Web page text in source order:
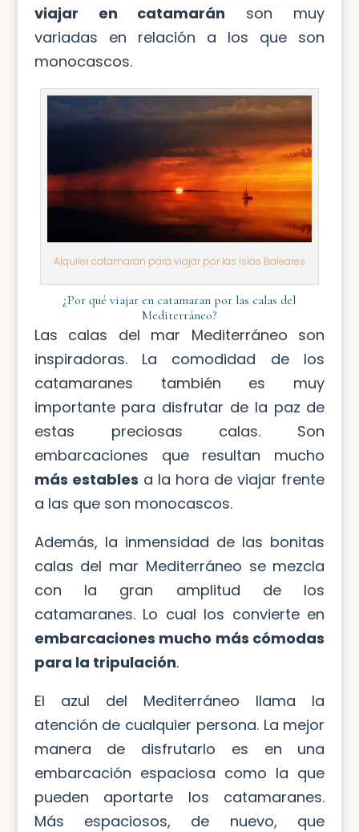
viajar en catamarán son muy
variadas en relación a los que son
monocascos.
Alquiler catamaran para viajar por las Islas Baleares
¿Por qué viajar en catamaran por las calas del
Mediterráneo?
Las calas del mar Mediterráneo son
inspiradoras. La comodidad de los
catamaranes también es muy
importante para disfrutar de la paz de
estas preciosas calas. Son
embarcaciones que resultan mucho
más estables a la hora de viajar frente
a las que son monocascos.
Además, la inmensidad de las bonitas
calas del mar Mediterráneo se mezcla
con la gran amplitud de los
catamaranes. Lo cual los convierte en
embarcaciones mucho más cómodas
para la tripulación.
El azul del Mediterráneo llama la
atención de cualquier persona. La mejor
manera de disfrutarlo es en una
embarcación espaciosa como la que
pueden aportarte los catamaranes.
Más espaciosos, de nuevo, que